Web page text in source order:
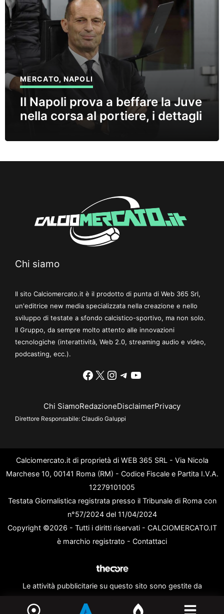
MERCATO, NAPOLI
Il Napoli prova a beffare la Juve
nella corsa al portiere, i dettagli
Chi siamo
Il sito Calciomercato.it è il prodotto di punta di Web 365 Srl,
un'editrice new media specializzata nella creazione e nello
sviluppo di testate a sfondo calcistico-sportivo, ma non solo.
Il Gruppo, da sempre molto attento alle innovazioni
tecnologiche (interattività, Web 2.0, streaming audio e video,
podcasting, ecc.).
Facebook
X Instagram
Telegram
YouTube
Chi SiamoRedazioneDisclaimerPrivacy
Direttore Responsabile: Claudio Galuppi
Calciomercato.it di proprietà di WEB 365 SRL - Via Nicola
Marchese 10, 00141 Roma (RM) - Codice Fiscale e Partita I.V.A.
12279101005
Testata Giornalistica registrata presso il Tribunale di Roma con
n°57/2024 del 11/04/2024
Copyright ©2026 - Tutti i diritti riservati - CALCIOMERCATO.IT
è marchio registrato - Contattaci
Le attività pubblicitarie su questo sito sono gestite da